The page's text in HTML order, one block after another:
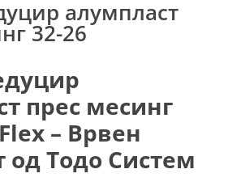
алумпласт
32-26
прес месинг
– Врвен
од Тодо Систем